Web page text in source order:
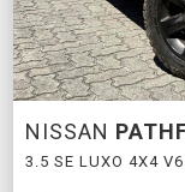
NISSAN
3.5 SE LUXO 4X4